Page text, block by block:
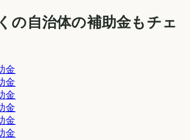
の自治体の補助金もチェ
金
金
金
金
金
金